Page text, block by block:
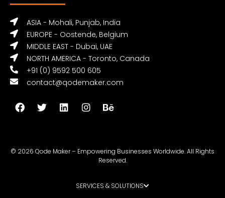
ASIA - Mohali, Punjab, India
EUROPE - Oostende, Belgium
MIDDLE EAST - Dubai, UAE
NORTH AMERICA - Toronto, Canada
+91 (0) 9592 500 605
contact@qodemaker.com
© 2026 Qode Maker – Empowering Businesses Worldwide. All Rights
Reserved.
SERVICES & SOLUTIONS